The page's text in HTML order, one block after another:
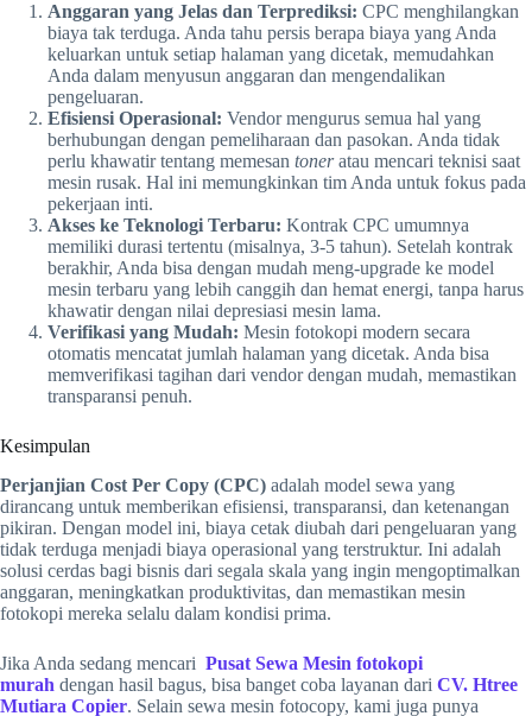
Anggaran yang Jelas dan Terprediksi: CPC menghilangkan
biaya tak terduga. Anda tahu persis berapa biaya yang Anda
keluarkan untuk setiap halaman yang dicetak, memudahkan
Anda dalam menyusun anggaran dan mengendalikan
pengeluaran.
Efisiensi Operasional: Vendor mengurus semua hal yang
berhubungan dengan pemeliharaan dan pasokan. Anda tidak
perlu khawatir tentang memesan toneratau mencari teknisi saat
mesin rusak. Hal ini memungkinkan tim Anda untuk fokus pada
pekerjaan inti.
Akses ke Teknologi Terbaru: Kontrak CPC umumnya
memiliki durasi tertentu (misalnya, 3-5 tahun). Setelah kontrak
berakhir, Anda bisa dengan mudah meng-upgrade ke model
mesin terbaru yang lebih canggih dan hemat energi, tanpa harus
khawatir dengan nilai depresiasi mesin lama.
Verifikasi yang Mudah: Mesin fotokopi modern secara
otomatis mencatat jumlah halaman yang dicetak. Anda bisa
memverifikasi tagihan dari vendor dengan mudah, memastikan
transparansi penuh.
Kesimpulan
Perjanjian Cost Per Copy (CPC) adalah model sewa yang
dirancang untuk memberikan efisiensi, transparansi, dan ketenangan
pikiran. Dengan model ini, biaya cetak diubah dari pengeluaran yang
tidak terduga menjadi biaya operasional yang terstruktur. Ini adalah
solusi cerdas bagi bisnis dari segala skala yang ingin mengoptimalkan
anggaran, meningkatkan produktivitas, dan memastikan mesin
fotokopi mereka selalu dalam kondisi prima.
Jika Anda sedang mencari Pusat Sewa Mesin fotokopi
murah dengan hasil bagus, bisa banget coba layanan dari CV. Htree
Mutiara Copier. Selain sewa mesin fotocopy, kami juga punya